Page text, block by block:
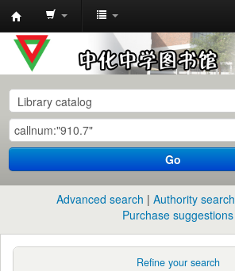
中
化
中
学
图
书
馆
目
Go
Advanced search Authority search
Purchase suggestions
Refine your search